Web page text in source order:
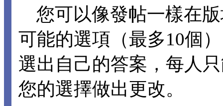
您可以像發帖一樣在
可能的選項（最多10個
選出自己的答案，每人
您的選擇做出更改。